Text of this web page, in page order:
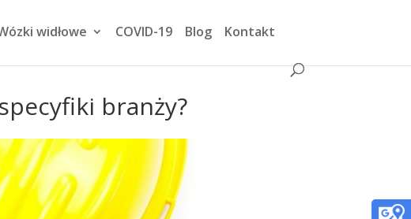
widłowe COVID-19 Blog Kontakt
branży?